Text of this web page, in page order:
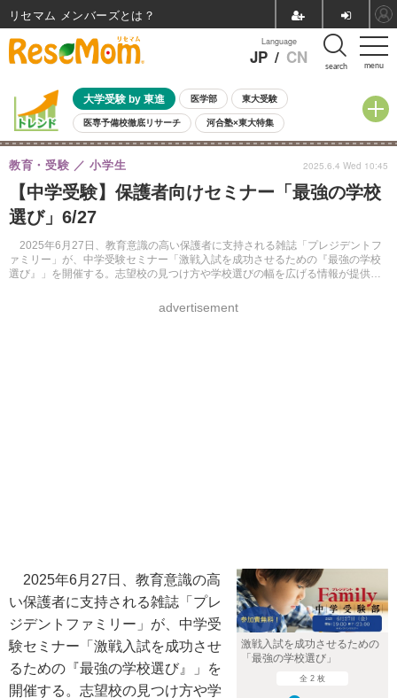
menu
Language
JP / CN search
大学受験 by 東進 医学部 東大受験
医専予備校徹底リサーチ 河合塾×東大特集
親子で考える大学選び 高校受験 中学受験 小学校受験
共通テスト 夏休み
8月開催イベント・WS 全国公立高校 過去問 人気記事
自由研究教材（小学生向け）
【中学受験】保護者向けセミナー「最強の学校
選び」6/27
2025年6月27日、教育意識の高い保護者に支持される雑誌「プレジデントフ
ァミリー」が、中学受験セミナー「激戦入試を成功させるための『最強の学校
選び』」を開催する。志望校の見つけ方や学校選びの幅を広げる情報が提供さ
教育・受験 小学生
advertisement
2025.6.4 Wed 10:45
激戦入試を成功させるための
「最強の学校選び」
全 2 枚
2025年6月27日、教育意識の高
い保護者に支持される雑誌「プレ
ジデントファミリー」が、中学受
験セミナー「激戦入試を成功させ
るための『最強の学校選び』」を
開催する。志望校の見つけ方や学
リセマム メンバーズ